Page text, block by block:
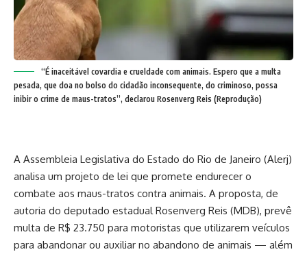
“É inaceitável covardia e crueldade com animais. Espero que a multa
pesada, que doa no bolso do cidadão inconsequente, do criminoso, possa
inibir o crime de maus-tratos”, declarou Rosenverg Reis (Reprodução)
A Assembleia Legislativa do Estado do Rio de Janeiro (Alerj)
analisa um projeto de lei que promete endurecer o
combate aos maus-tratos contra animais. A proposta, de
autoria do deputado estadual Rosenverg Reis (MDB), prevê
multa de R$ 23.750 para motoristas que utilizarem veículos
para abandonar ou auxiliar no abandono de animais — além